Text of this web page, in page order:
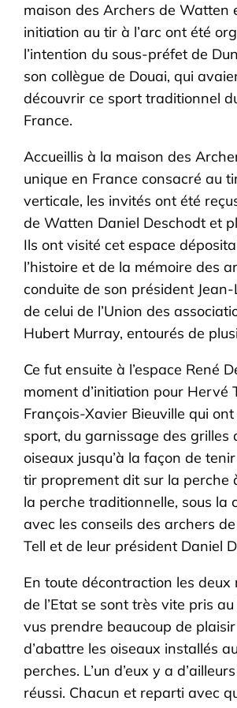
maison des Archers de Watten
initiation au tir à l’arc ont été
l’intention du sous-préfet de
son collègue de Douai, qui
découvrir ce sport traditionnel
France.
Accueillis à la maison des
unique en France consacré au
verticale, les invités ont été
de Watten Daniel Deschodt et
Ils ont visité cet espace
l’histoire et de la mémoire des
conduite de son président
de celui de l’Union des
Hubert Murray, entourés de
Ce fut ensuite à l’espace René
moment d’initiation pour Hervé
François-Xavier Bieuville qui
sport, du garnissage des grilles
oiseaux jusqu’à la façon de tenir
tir proprement dit sur la perche
la perche traditionnelle, sous la
avec les conseils des archers
Tell et de leur président Daniel
En toute décontraction les
de l’Etat se sont très vite pris
vus prendre beaucoup de
d’abattre les oiseaux installés
perches. L’un d’eux y a
réussi. Chacun et reparti avec